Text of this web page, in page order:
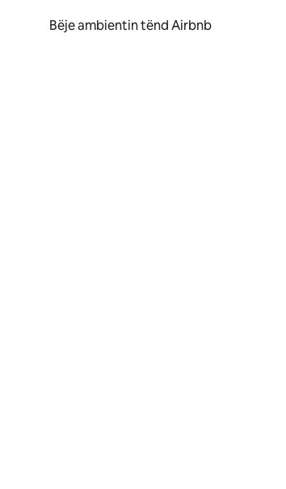
Bëje ambientin tënd Airbnb